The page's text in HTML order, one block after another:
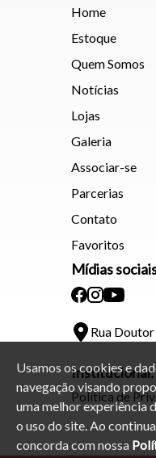
Usamos os cookies e
navegação visando
uma melhor experiência
o uso do site. Ao
concorda com nossa
Home
Estoque
Quem Somos
Notícias
Lojas
Galeria
Associar-se
Parcerias
Contato
Favoritos
Mídias
Rua
Institucional:
Política de